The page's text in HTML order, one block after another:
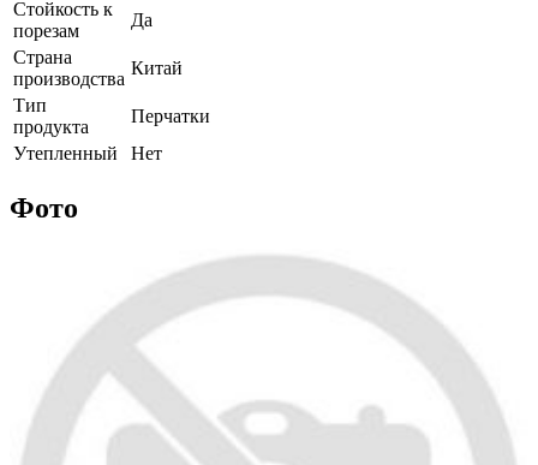
Стойкость к
порезам
Да
Страна
производства
Китай
Тип
продукта
Перчатки
Утепленный
Нет
Фото